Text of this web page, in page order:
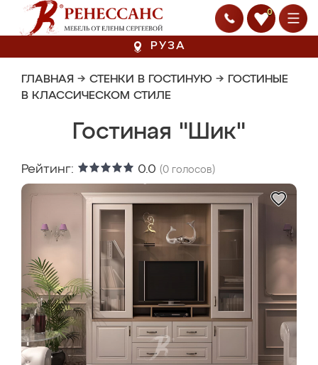
0
РУЗА
ГЛАВНАЯ → СТЕНКИ В ГОСТИНУЮ → ГОСТИНЫЕ
В КЛАССИЧЕСКОМ СТИЛЕ
Гостиная "Шик"
Рейтинг: 0.0 (0 голосов)